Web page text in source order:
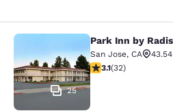
Park Inn by
25
Park Inn by
San Jose, CA
classificação 3.06
3.1(32)